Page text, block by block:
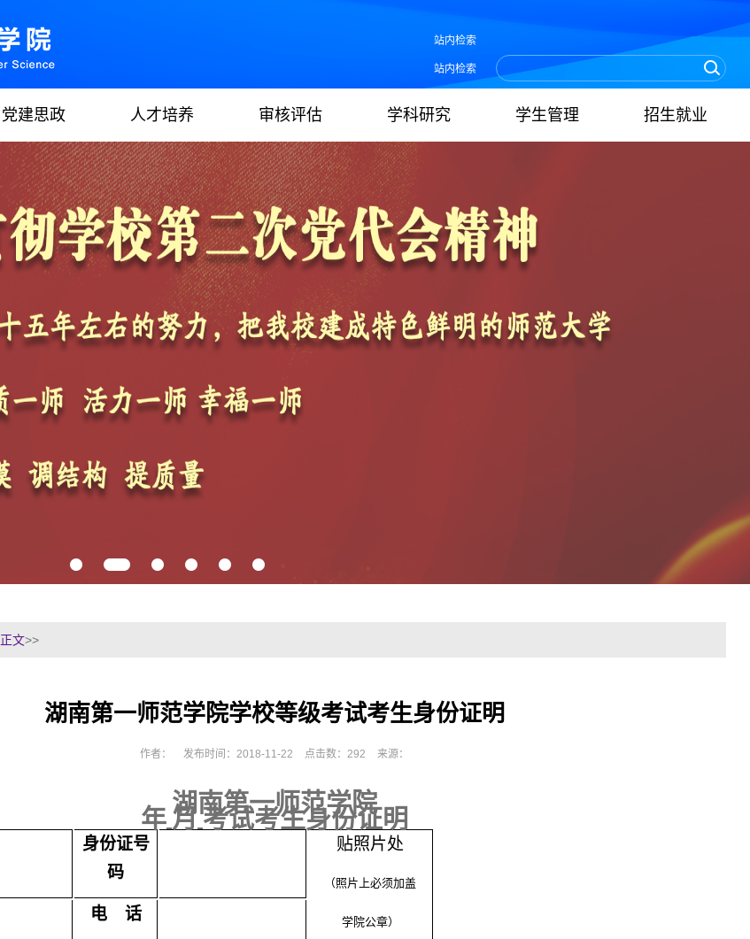
站内检索
站内检索
党建思政 人才培养 审核评估 学科研究 学生管理 招生就业
正文>>
湖南第一师范学院学校等级考试考生身份证明
作者： 发布时间：2018-11-22 点击数： 292 来源：
湖南第一师范学院
年 月 考试考生身份证明
身份证号
码
贴照片处
（照片上必须加盖
学院公章）
电 话